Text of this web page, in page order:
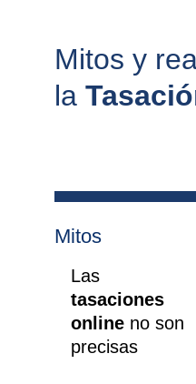
Mitos y
la
Mitos
Las
tasaciones
online no son
precisas